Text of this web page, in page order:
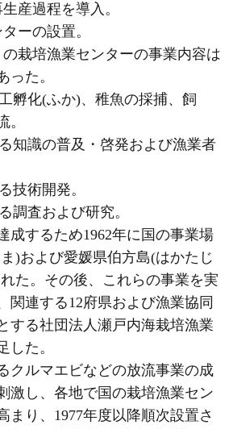
産過程を導入。
ーの設置。
栽培漁業センターの事業内容は
った。
孵化(ふか)、稚魚の採捕、飼
。
知識の普及・啓発および漁業者
技術開発。
調査および研究。
するため1962年に国の事業場
)および愛媛県伯方島(はかたじ
た。その後、これらの事業を実
関連する12府県および漁業協同
する社団法人瀬戸内海栽培漁業
した。
クルマエビなどの放流事業の成
激し、各地で国の栽培漁業セン
まり、1977年度以降順次設置さ